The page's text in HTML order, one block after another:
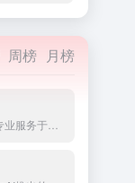
周榜 月榜